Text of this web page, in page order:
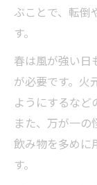
ぶことで、転倒
す。
春は風が強い日
が必要です。火
ようにするなど
また、万が一の
飲み物を多めに
す。